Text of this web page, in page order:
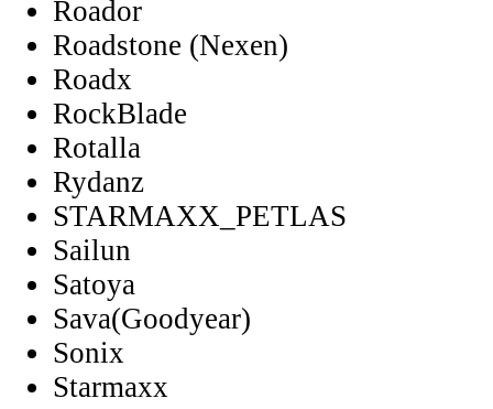
Roador
Roadstone (Nexen)
Roadx
RockBlade
Rotalla
Rydanz
STARMAXX_PETLAS
Sailun
Satoya
Sava(Goodyear)
Sonix
Starmaxx